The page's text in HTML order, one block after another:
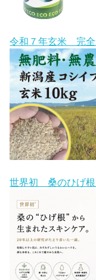
令和７年玄米 完
世界初 桑のひげ根